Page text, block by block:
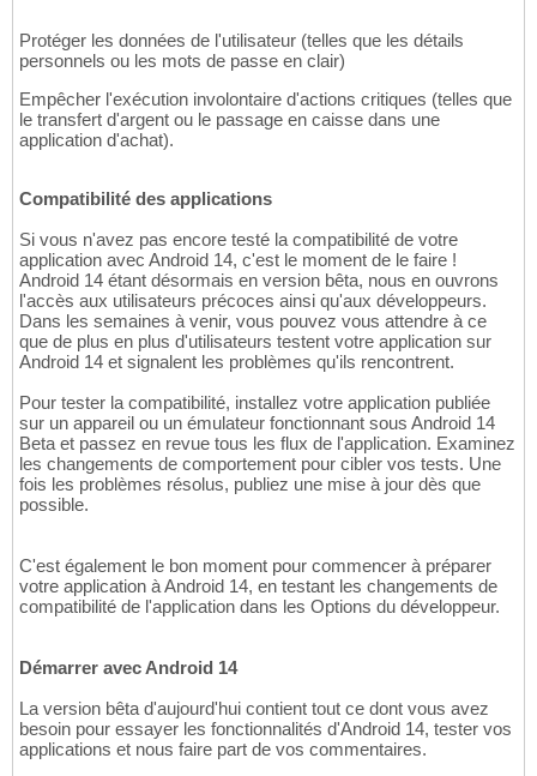
Protéger les données de l'utilisateur (telles que les détails
personnels ou les mots de passe en clair)
Empêcher l'exécution involontaire d'actions critiques (telles que
le transfert d'argent ou le passage en caisse dans une
application d'achat).
Compatibilité des applications
Si vous n'avez pas encore testé la compatibilité de votre
application avec Android 14, c'est le moment de le faire !
Android 14 étant désormais en version bêta, nous en ouvrons
l'accès aux utilisateurs précoces ainsi qu'aux développeurs.
Dans les semaines à venir, vous pouvez vous attendre à ce
que de plus en plus d'utilisateurs testent votre application sur
Android 14 et signalent les problèmes qu'ils rencontrent.
Pour tester la compatibilité, installez votre application publiée
sur un appareil ou un émulateur fonctionnant sous Android 14
Beta et passez en revue tous les flux de l'application. Examinez
les changements de comportement pour cibler vos tests. Une
fois les problèmes résolus, publiez une mise à jour dès que
possible.
C'est également le bon moment pour commencer à préparer
votre application à Android 14, en testant les changements de
compatibilité de l'application dans les Options du développeur.
Démarrer avec Android 14
La version bêta d'aujourd'hui contient tout ce dont vous avez
besoin pour essayer les fonctionnalités d'Android 14, tester vos
applications et nous faire part de vos commentaires.